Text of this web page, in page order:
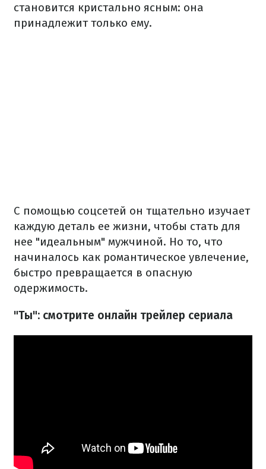
становится кристально ясным: она
принадлежит только ему.
С помощью соцсетей он тщательно изучает
каждую деталь ее жизни, чтобы стать для
нее "идеальным" мужчиной. Но то, что
начиналось как романтическое увлечение,
быстро превращается в опасную
одержимость.
"Ты": смотрите онлайн трейлер сериала